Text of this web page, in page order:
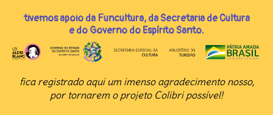
tivemos apoio da Funcultura, da Secretaria de Cultura
e do Governo do Espírito Santo.
fica registrado aqui um imenso agradecimento nosso,
por tornarem o projeto Colibri possível!